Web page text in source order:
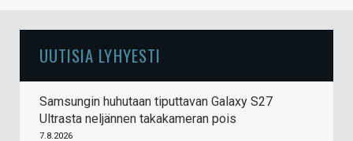
UUTISIA LYHYESTI
Samsungin huhutaan tiputtavan Galaxy S27
Ultrasta neljännen takakameran pois
7.8.2026